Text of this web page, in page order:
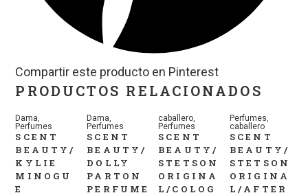
Compartir este producto en Pinterest
PRODUCTOS RELACIONADOS
Dama,
Perfumes
SCENT
BEAUTY/
KYLIE
MINOGU
E
Dama,
Perfumes
SCENT
BEAUTY/
DOLLY
PARTON
PERFUME
caballero,
Perfumes
SCENT
BEAUTY/
STETSON
ORIGINA
L/COLOG
Perfumes,
caballero
SCENT
BEAUTY/
STETSON
ORIGINA
L/AFTER